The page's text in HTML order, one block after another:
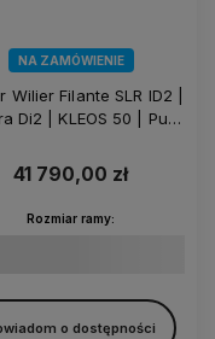
NA ZAMÓWIENIE
Wilier Filante SLR ID2 |
Di2 | KLEOS 50 | Pure
41 790,00 zł
Rozmiar ramy:
o dostępności